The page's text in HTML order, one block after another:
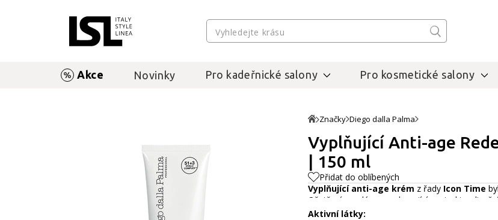
Akce Novinky Pro kadeřnické salony Pro kosmetické salony
Značky Diego dalla Palma
Vyplňující Anti-age
| 150 ml
Přidat do oblíbených
Vyplňující anti-age krém z řady Icon Time
Ošetření vyvoláva povzbuzující,
a hydratuje do hloubky. Stimuluje novou tvorbu
Aktivní látky: